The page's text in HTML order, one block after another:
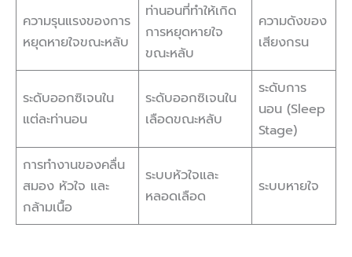
ความรุนแรงของการ
หยุดหายใจขณะหลับ
ท่านอนที่ทำให้เกิด
การหยุดหายใจ
ขณะหลับ
ความดังของ
เสียงกรน
ระดับออกซิเจนใน
แต่ละท่านอน
ระดับออกซิเจนใน
เลือดขณะหลับ
ระดับการ
นอน (Sleep
Stage)
การทำงานของคลื่น
สมอง หัวใจ และ
กล้ามเนื้อ
ระบบหัวใจและ
หลอดเลือด
ระบบหายใจ